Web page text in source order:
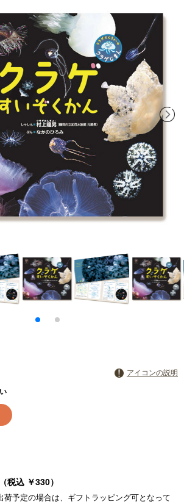
アイコンの説明
税込 ￥330）
予定の場合は、ギフトラッピング可となって